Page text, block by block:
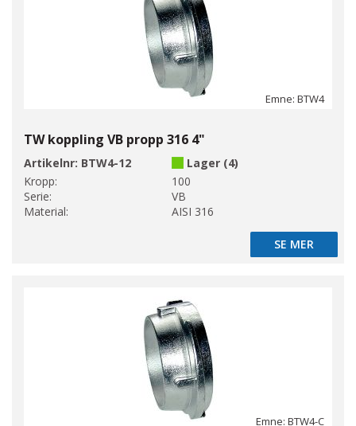
Emne: BTW4
TW koppling VB propp 316 4"
Artikelnr: BTW4-12
Lager (4)
Kropp:
100
Serie:
VB
Material:
AISI 316
SE MER
SE MER
Emne: BTW4-C